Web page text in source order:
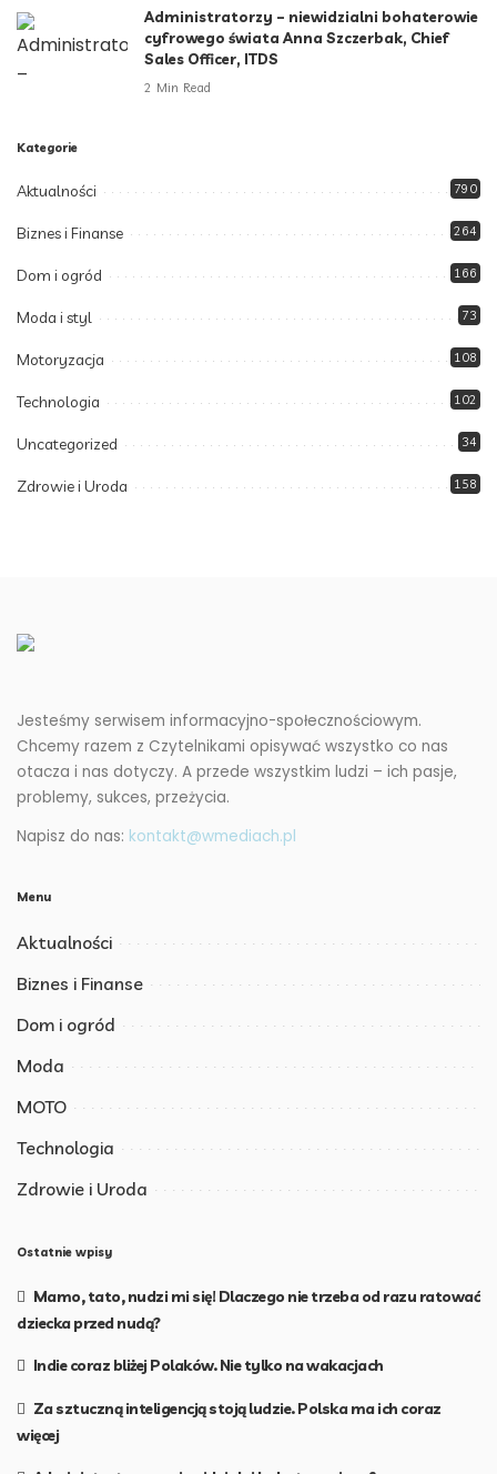
Administratorzy – niewidzialni bohaterowie
cyfrowego świata Anna Szczerbak, Chief
Sales Officer, ITDS
2 Min Read
Kategorie
Aktualności 790
Biznes i Finanse 264
Dom i ogród 166
Moda i styl 73
Motoryzacja 108
Technologia 102
Uncategorized 34
Zdrowie i Uroda 158
Jesteśmy serwisem informacyjno-społecznościowym.
Chcemy razem z Czytelnikami opisywać wszystko co nas
otacza i nas dotyczy. A przede wszystkim ludzi – ich pasje,
problemy, sukces, przeżycia.
Napisz do nas: kontakt@wmediach.pl
Menu
Aktualności
Biznes i Finanse
Dom i ogród
Moda
MOTO
Technologia
Zdrowie i Uroda
Ostatnie wpisy
Mamo, tato, nudzi mi się! Dlaczego nie trzeba od razu ratować
dziecka przed nudą?
Indie coraz bliżej Polaków. Nie tylko na wakacjach
Za sztuczną inteligencją stoją ludzie. Polska ma ich coraz
więcej